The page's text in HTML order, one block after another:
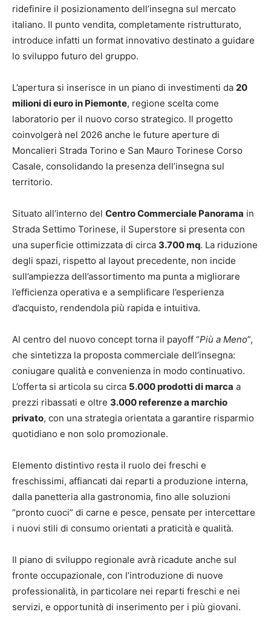
ridefinire il posizionamento dell’insegna sul mercato
italiano. Il punto vendita, completamente ristrutturato,
introduce infatti un format innovativo destinato a guidare
lo sviluppo futuro del gruppo.
L’apertura si inserisce in un piano di investimenti da 20
milioni di euro in Piemonte, regione scelta come
laboratorio per il nuovo corso strategico. Il progetto
coinvolgerà nel 2026 anche le future aperture di
Moncalieri Strada Torino e San Mauro Torinese Corso
Casale, consolidando la presenza dell’insegna sul
territorio.
Situato all’interno del Centro Commerciale Panorama in
Strada Settimo Torinese, il Superstore si presenta con
una superficie ottimizzata di circa 3.700 mq. La riduzione
degli spazi, rispetto al layout precedente, non incide
sull’ampiezza dell’assortimento ma punta a migliorare
l’efficienza operativa e a semplificare l’esperienza
d’acquisto, rendendola più rapida e intuitiva.
Al centro del nuovo concept torna il payoff “Più a Meno”,
che sintetizza la proposta commerciale dell’insegna:
coniugare qualità e convenienza in modo continuativo.
L’offerta si articola su circa 5.000 prodotti di marca a
prezzi ribassati e oltre 3.000 referenze a marchio
privato, con una strategia orientata a garantire risparmio
quotidiano e non solo promozionale.
Elemento distintivo resta il ruolo dei freschi e
freschissimi, affiancati dai reparti a produzione interna,
dalla panetteria alla gastronomia, fino alle soluzioni
“pronto cuoci” di carne e pesce, pensate per intercettare
i nuovi stili di consumo orientati a praticità e qualità.
Il piano di sviluppo regionale avrà ricadute anche sul
fronte occupazionale, con l’introduzione di nuove
professionalità, in particolare nei reparti freschi e nei
servizi, e opportunità di inserimento per i più giovani.